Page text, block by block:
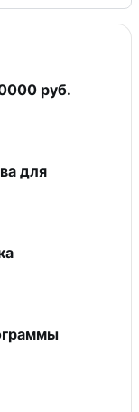
руб.
для